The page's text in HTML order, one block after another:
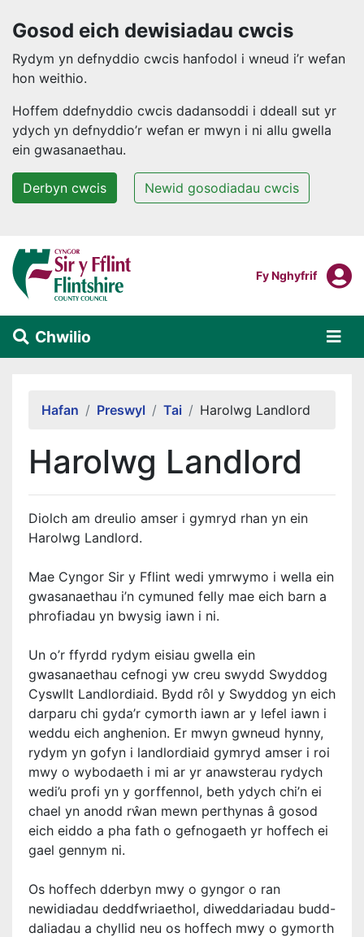
Gosod eich dewisiadau cwcis
Rydym yn defnyddio cwcis hanfodol i wneud i’r wefan
hon weithio.
Hoffem ddefnyddio cwcis dadansoddi i ddeall sut yr
ydych yn defnyddio’r wefan er mwyn i ni allu gwella
ein gwasanaethau.
Derbyn cwcis Newid gosodiadau cwcis
Neidio i'r prif gynnwys
Mewngofnodi I
Fy Nghyfrif
Chwilio
Hafan Preswyl Tai Harolwg Landlord
Harolwg Landlord
Diolch am dreulio amser i gymryd rhan yn ein
Harolwg Landlord.
Mae Cyngor Sir y Fflint wedi ymrwymo i wella ein
gwasanaethau i’n cymuned felly mae eich barn a
phrofiadau yn bwysig iawn i ni.
Un o’r ffyrdd rydym eisiau gwella ein
gwasanaethau cefnogi yw creu swydd Swyddog
Cyswllt Landlordiaid. Bydd rôl y Swyddog yn eich
darparu chi gyda’r cymorth iawn ar y lefel iawn i
weddu eich anghenion. Er mwyn gwneud hynny,
rydym yn gofyn i landlordiaid gymryd amser i roi
mwy o wybodaeth i mi ar yr anawsterau rydych
wedi’u profi yn y gorffennol, beth ydych chi’n ei
chael yn anodd rŵan mewn perthynas â gosod
eich eiddo a pha fath o gefnogaeth yr hoffech ei
gael gennym ni.
Os hoffech dderbyn mwy o gyngor o ran
newidiadau deddfwriaethol, diweddariadau budd-
daliadau a chyllid neu os hoffech mwy o gymorth